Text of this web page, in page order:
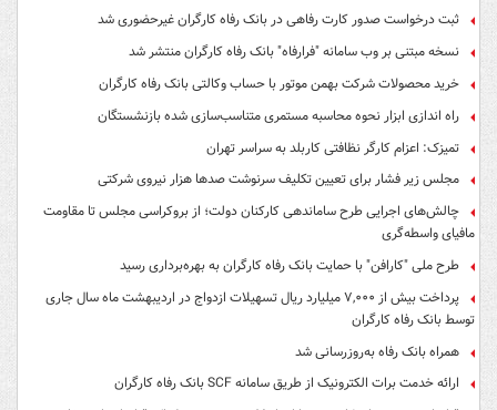
ثبت درخواست صدور کارت رفاهی در بانک رفاه کارگران غیرحضوری شد
نسخه مبتنی بر وب سامانه "فرارفاه" بانک رفاه کارگران منتشر شد
خرید محصولات شرکت بهمن موتور با حساب وکالتی بانک رفاه کارگران
راه اندازی ابزار نحوه محاسبه مستمری متناسب‌سازی شده بازنشستگان
تمیزک: اعزام کارگر نظافتی کاربلد به سراسر تهران
مجلس زیر فشار برای تعیین تکلیف سرنوشت صدها هزار نیروی شرکتی
چالش‌های اجرایی طرح ساماندهی کارکنان دولت؛ از بروکراسی مجلس تا مقاومت
مافیای واسطه‌گری
طرح ملی "کارافن" با حمایت بانک رفاه کارگران به بهره‌برداری رسید
پرداخت بیش از ۷,۰۰۰ میلیارد ریال تسهیلات ازدواج در اردیبهشت ماه سال جاری
توسط بانک رفاه کارگران
همراه بانک رفاه به‌روزرسانی شد
ارائه خدمت برات الکترونیک از طریق سامانه SCF بانک رفاه کارگران